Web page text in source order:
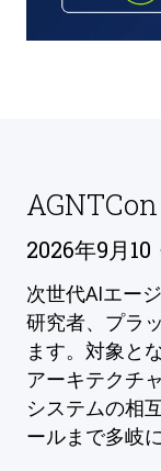
2026年9月10
次世代AIエー
研究者、プラ
ます。対象と
アーキテクチ
システムの相
ールまで多岐